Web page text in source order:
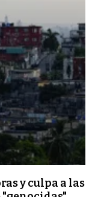
y culpa a las